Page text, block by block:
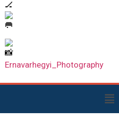
Ernavarhegyi_Photography